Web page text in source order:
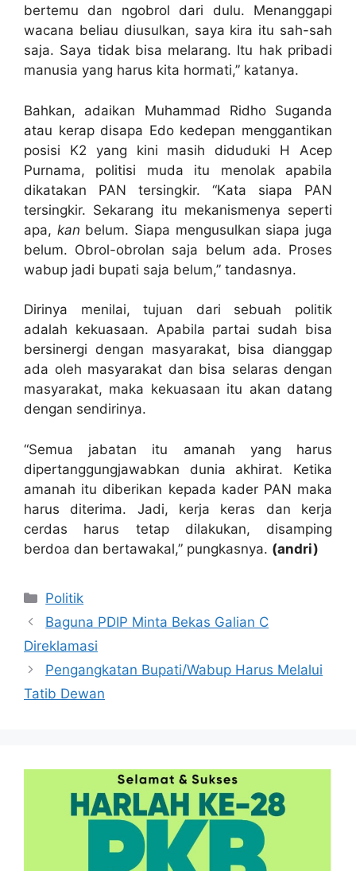
bertemu dan ngobrol dari dulu. Menanggapi
wacana beliau diusulkan, saya kira itu sah-sah
saja. Saya tidak bisa melarang. Itu hak pribadi
manusia yang harus kita hormati,” katanya.
Bahkan, adaikan Muhammad Ridho Suganda
atau kerap disapa Edo kedepan menggantikan
posisi K2 yang kini masih diduduki H Acep
Purnama, politisi muda itu menolak apabila
dikatakan PAN tersingkir. “Kata siapa PAN
tersingkir. Sekarang itu mekanismenya seperti
apa, kan belum. Siapa mengusulkan siapa juga
belum. Obrol-obrolan saja belum ada. Proses
wabup jadi bupati saja belum,” tandasnya.
Dirinya menilai, tujuan dari sebuah politik
adalah kekuasaan. Apabila partai sudah bisa
bersinergi dengan masyarakat, bisa dianggap
ada oleh masyarakat dan bisa selaras dengan
masyarakat, maka kekuasaan itu akan datang
dengan sendirinya.
“Semua jabatan itu amanah yang harus
dipertanggungjawabkan dunia akhirat. Ketika
amanah itu diberikan kepada kader PAN maka
harus diterima. Jadi, kerja keras dan kerja
cerdas harus tetap dilakukan, disamping
berdoa dan bertawakal,” pungkasnya. (andri)
Kategori
Politik
Baguna PDIP Minta Bekas Galian C
Direklamasi
Pengangkatan Bupati/Wabup Harus Melalui
Tatib Dewan